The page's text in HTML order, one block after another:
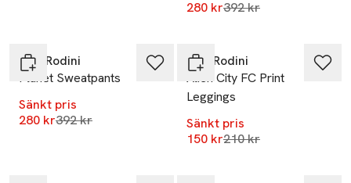
280 krLägsta pris 30 dagar
392 kr
Mini Rodini
Planet Sweatpants
Sänkt pris
280 krLägsta pris 30 dagar
392 kr
Mini Rodini
Alien City FC Print
Leggings
Sänkt pris
150 krLägsta pris 30 dagar
210 kr